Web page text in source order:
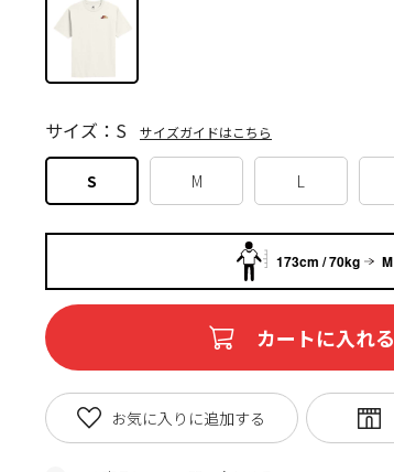
S M L
サイズ：S サイズガイドはこちら
カートに入れる
お気に入りに追加する
173cm / 70kg M